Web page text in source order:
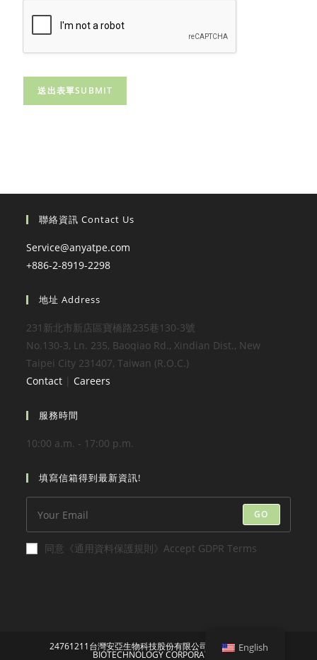
送出表單SUBMIT
聯絡資訊 Contact Us
Service@anyatpe.com
+886-2-8919-2298
地址 Address
231新北市新店區寶橋路235巷130-3號
No.130-3, Ln. 235, Baoqiao Rd., Xindian Dist., New
Taipei City 231407, Taiwan (R.O.C.)
Contact |Careers
服務時間
10:00 a.m. - 17:00 p.m.
填寫信箱得到最新資訊!
GO
同意《通用資料保護規則》Accept GDPR Terms
24761211台灣安亞生物科技股份有限公司 TAIWAN ANYA
BIOTECHNOLOGY CORPORATION
English